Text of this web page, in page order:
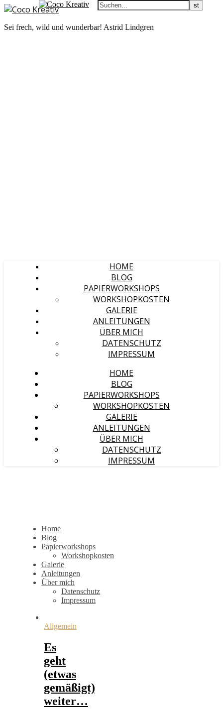
Sei frech, wild und wunderbar! Astrid Lindgren
HOME
BLOG
PAPIERWORKSHOPS
WORKSHOPKOSTEN
GALERIE
ANLEITUNGEN
ÜBER MICH
DATENSCHUTZ
IMPRESSUM
HOME
BLOG
PAPIERWORKSHOPS
WORKSHOPKOSTEN
GALERIE
ANLEITUNGEN
ÜBER MICH
DATENSCHUTZ
IMPRESSUM
Home
Blog
Papierworkshops
Workshopkosten
Galerie
Anleitungen
Über mich
Datenschutz
Impressum
Allgemein
Es
geht
(etwas
gemäßigt)
weiter…